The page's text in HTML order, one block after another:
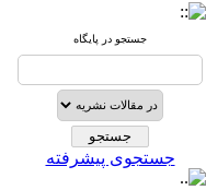
جستجو در پایگاه
جستجوی پیشرفته